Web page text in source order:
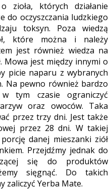
których działanie
do oczyszczania ludzkiego
toksyn. Poza wiedzą
które można i należy
jest również wiedza na
Mowa jest między innymi o
picie naparu z wybranych
Na pewno również bardzo
tym czasie ograniczyć
oraz owoców. Taka
przez trzy dni. Jest także
przez 28 dni. W takiej
danej mieszanki ziół
Przejdźmy jednak do
się do produktów
sięgnąć. Do takich
zaliczyć Yerba Mate.